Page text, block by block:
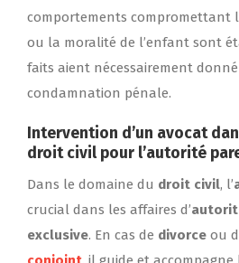
comportements compromettant
ou la moralité de l’enfant sont
faits aient nécessairement
condamnation pénale.
Intervention d’un avocat
droit civil pour l’autorité
Dans le domaine du droit civil, l’
crucial dans les affaires d’
exclusive. En cas de divorce ou